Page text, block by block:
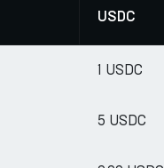
USDC
1 USDC
5 USDC